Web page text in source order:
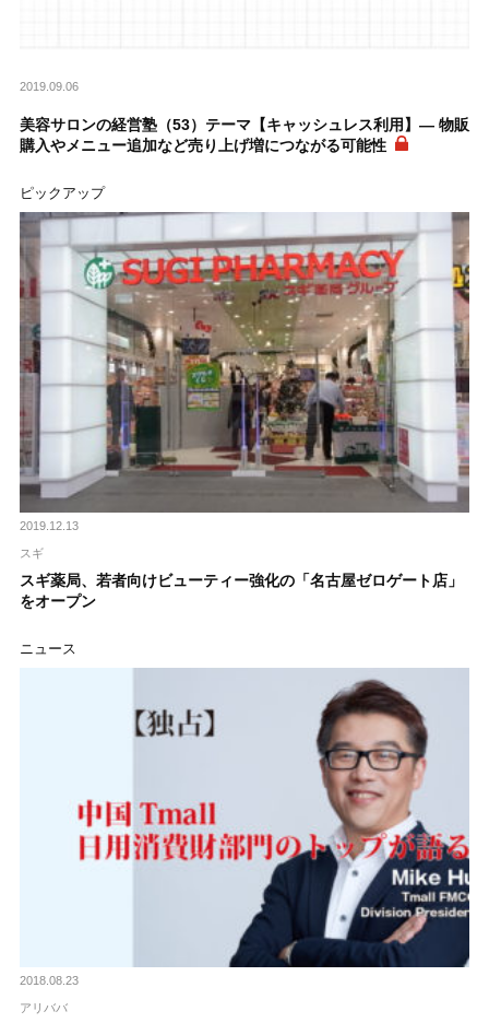
2019.09.06
美容サロンの経営塾（53）テーマ【キャッシュレス利用】― 物販
購入やメニュー追加など売り上げ増につながる可能性
ピックアップ
2019.12.13
スギ
スギ薬局、若者向けビューティー強化の「名古屋ゼロゲート店」
をオープン
ニュース
2018.08.23
アリババ